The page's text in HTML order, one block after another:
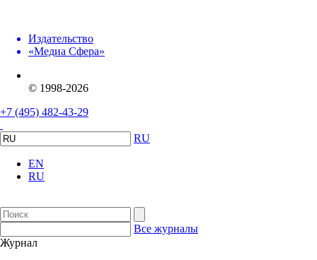
Издательство
«Медиа Сфера»
© 1998-2026
+7 (495) 482-43-29
RU
EN
RU
Все журналы
Журнал